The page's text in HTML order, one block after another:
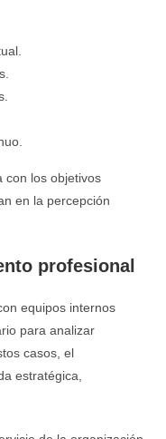
con los objetivos
en la percepción
profesional
equipos internos
para analizar
casos, el
estratégica,